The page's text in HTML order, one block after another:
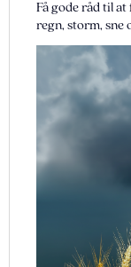
Få gode råd til
regn, storm, sne